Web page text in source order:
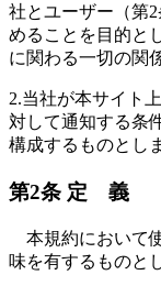
社とユーザー（第
めることを目的と
に関わる一切の関
2.当社が本サイト
対して通知する条
構成するものとし
第2条 定 義
本規約において
味を有するものと